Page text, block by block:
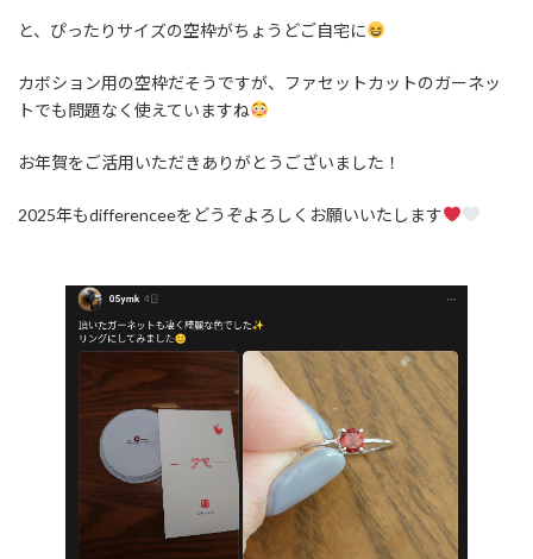
と、ぴったりサイズの空枠がちょうどご自宅に
カボション用の空枠だそうですが、ファセットカットのガーネッ
トでも問題なく使えていますね
お年賀をご活用いただきありがとうございました！
2025年もdifferenceeをどうぞよろしくお願いいたします